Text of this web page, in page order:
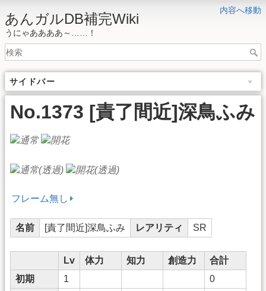
内容へ移動
あんガルDB補完Wiki
うにゃああああ～……！
サイドバー
No.1373 [責了間近]深鳥ふみ
フレーム無し
名前 [責了間近]深鳥ふみ レアリティ SR
Lv 体力 知力 創造力
合計
初期
1
0